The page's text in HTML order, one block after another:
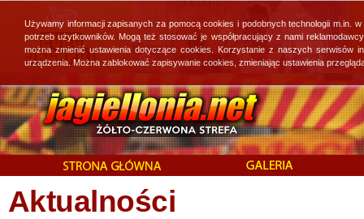
Aktualności
Używamy informacji zapisanych za pomocą cookies i podobnych technologii
potrzeb użytkowników. Mogą też stosować je współpracujący z nami
można zmienić ustawienia dotyczące cookies. Korzystanie z naszych
urządzenia. Można zablokować zapisywanie cookies, zmieniając ustawienia